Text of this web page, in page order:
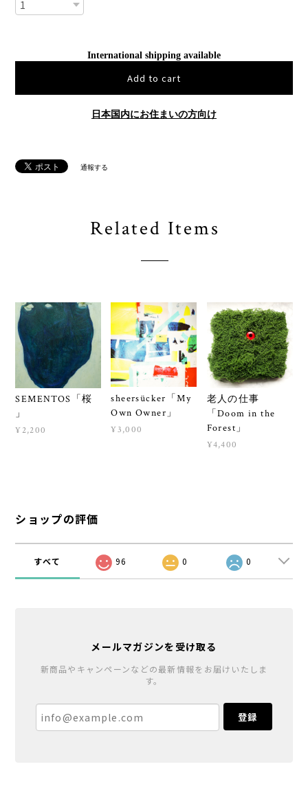
International shipping available
Add to cart
日本国内にお住まいの方向け
通報する
Related Items
SEMENTOS「桜
」
¥2,200
sheersücker「My
Own Owner」
¥3,000
老人の仕事
「Doom in the
Forest」
¥4,400
ショップの評価
すべて 96 0 0
メールマガジンを受け取る
新商品やキャンペーンなどの最新情報をお届けいたしま
す。
登録